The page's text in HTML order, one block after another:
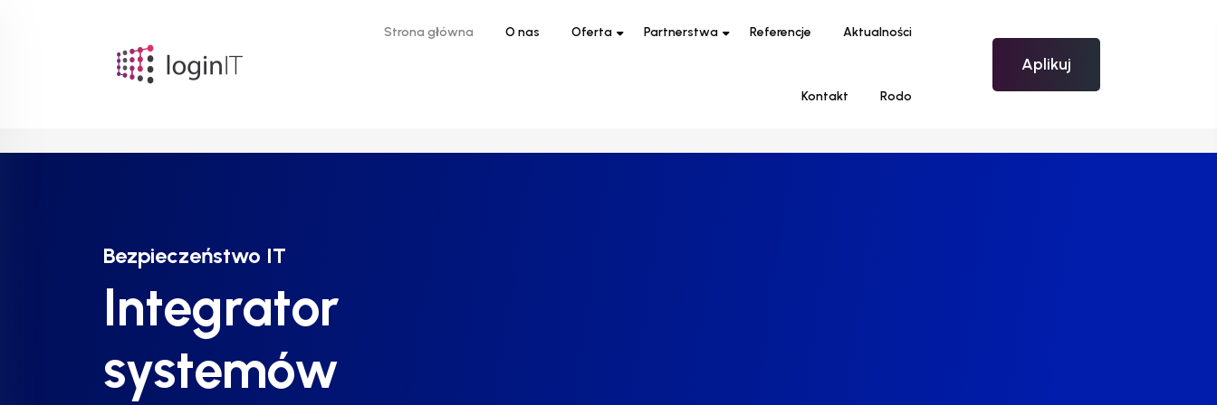
Strona główna O nas Oferta Partnerstwa Referencje Aktualności
Kontakt Rodo
Aplikuj
Bezpieczeństwo IT
Integrator
systemów
Bezpieczeństwo IT
Integrator
systemów
Bezpieczeństwo IT
Integrator
systemów